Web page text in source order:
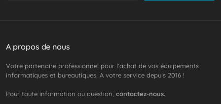
A propos de nous
Votre partenaire professionnel pour l'achat de vos équipements
informatiques et bureautiques. A votre service depuis 2016 !
Pour toute information ou question, contactez-nous.